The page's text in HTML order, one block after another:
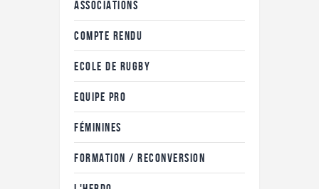
ASSOCIATIONS
COMPTE RENDU
ECOLE DE RUGBY
EQUIPE PRO
FÉMININES
FORMATION / RECONVERSION